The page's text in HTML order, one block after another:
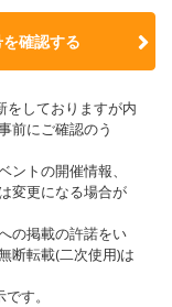
確認する
しておりますが内
前にご確認のう
トの開催情報、
変更になる場合が
の掲載の許諾をい
断転載(二次使用)は
す。